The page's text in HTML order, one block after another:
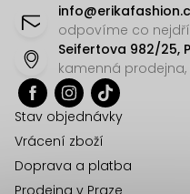
info@
odpovíme co
Seifertova 982/25,
kamenná prodejna,
Stav objednávky
Vrácení zboží
Doprava a platba
Prodejna v Praze